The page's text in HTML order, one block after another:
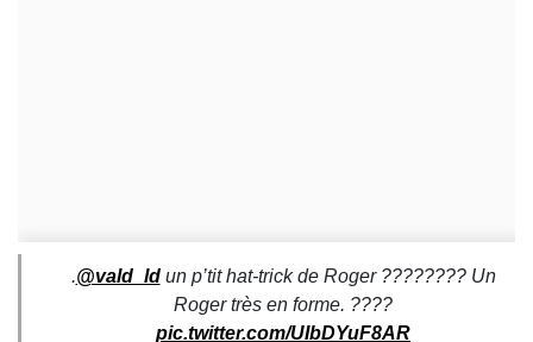
.@vald_ldun p’tit hat-trick de Roger ???????? Un
Roger très en forme. ????
pic.twitter.com/UIbDYuF8AR